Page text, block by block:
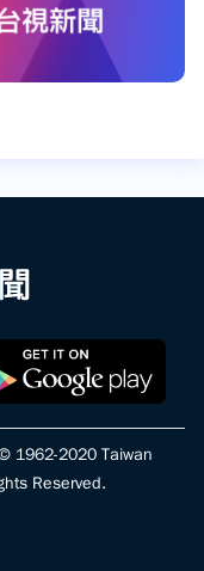
1962-2020 Taiwan
Reserved.